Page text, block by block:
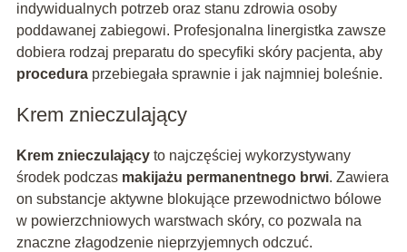
indywidualnych potrzeb oraz stanu zdrowia osoby
poddawanej zabiegowi. Profesjonalna linergistka zawsze
dobiera rodzaj preparatu do specyfiki skóry pacjenta, aby
proceduraprzebiegała sprawnie i jak najmniej boleśnie.
Krem znieczulający
Krem znieczulającyto najczęściej wykorzystywany
środek podczas makijażu permanentnego brwi. Zawiera
on substancje aktywne blokujące przewodnictwo bólowe
w powierzchniowych warstwach skóry, co pozwala na
znaczne złagodzenie nieprzyjemnych odczuć.